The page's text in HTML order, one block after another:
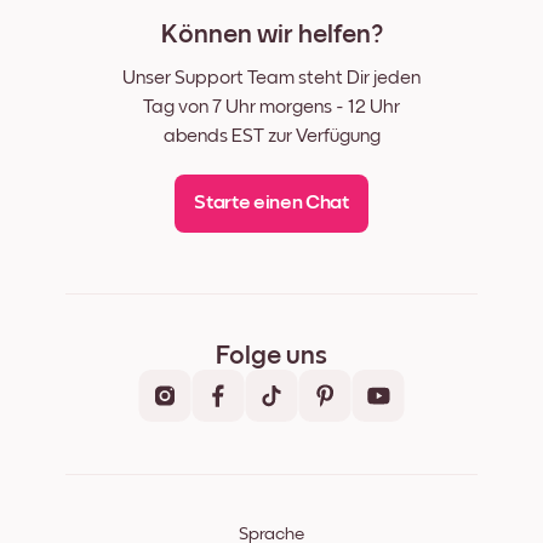
Können wir helfen?
Unser Support Team steht Dir jeden
Tag von 7 Uhr morgens - 12 Uhr
abends EST zur Verfügung
Starte einen Chat
Folge uns
Sprache